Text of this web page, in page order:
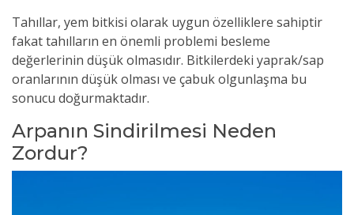
Tahıllar, yem bitkisi olarak uygun özelliklere sahiptir
fakat tahılların en önemli problemi besleme
değerlerinin düşük olmasıdır. Bitkilerdeki yaprak/sap
oranlarının düşük olması ve çabuk olgunlaşma bu
sonucu doğurmaktadır.
Arpanın Sindirilmesi Neden
Zordur?